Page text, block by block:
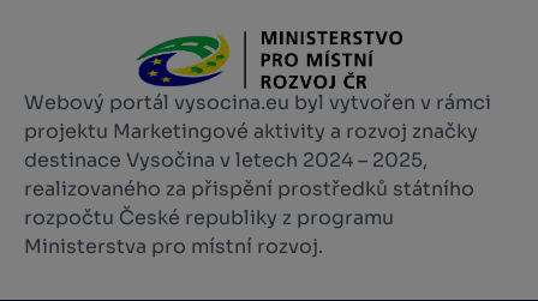
Webový portál vysocina.eu byl vytvořen v rámci
projektu Marketingové aktivity a rozvoj značky
destinace Vysočina v letech 2024 – 2025,
realizovaného za přispění prostředků státního
rozpočtu České republiky z programu
Ministerstva pro místní rozvoj.